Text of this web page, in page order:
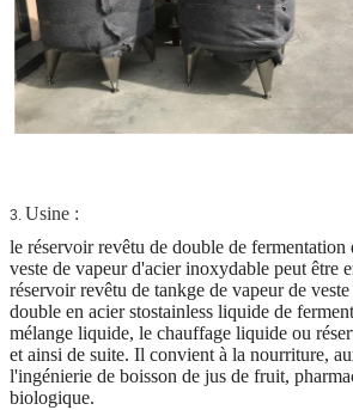
3. Usine :
le réservoir revêtu de double de fermentation
veste de vapeur d'acier inoxydable peut être
réservoir revêtu de tankge de vapeur de
double en acier stostainless liquide de
mélange liquide, le chauffage liquide ou
et ainsi de suite. Il convient à la nourriture,
l'ingénierie de boisson de jus de fruit,
biologique.